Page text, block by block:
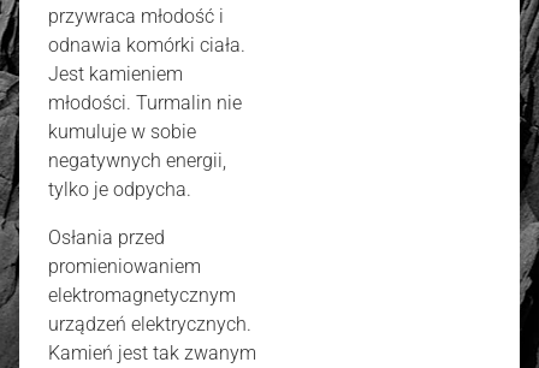
przywraca młodość i
odnawia komórki ciała.
Jest kamieniem
młodości. Turmalin nie
kumuluje w sobie
negatywnych energii,
tylko je odpycha.
Osłania przed
promieniowaniem
elektromagnetycznym
urządzeń elektrycznych.
Kamień jest tak zwanym